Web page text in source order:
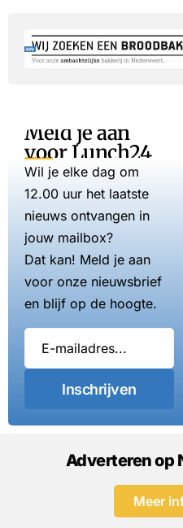
Meld je aan
voor Lunch24
Wil je elke dag om
12.00 uur het laatste
nieuws ontvangen in
jouw mailbox?
Dat kan! Meld je aan
voor onze nieuwsbrief
en blijf op de hoogte.
Inschrijven
Adverteren op
Meer